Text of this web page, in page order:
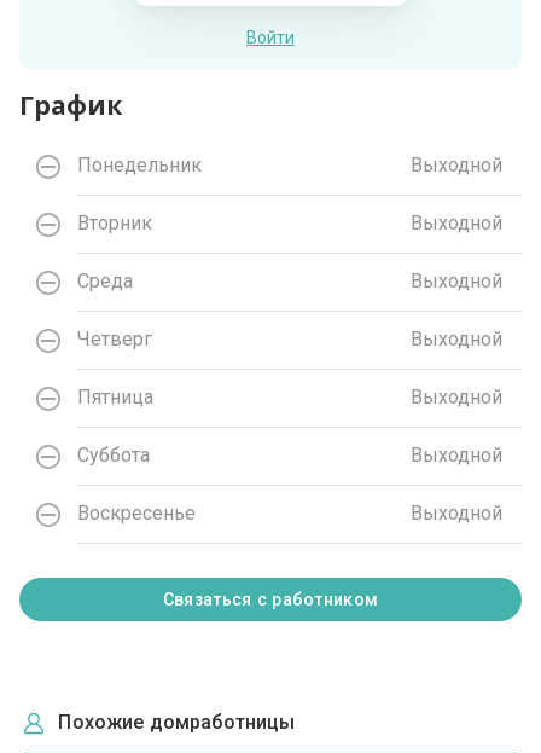
Войти
График
Понедельник Выходной
Вторник Выходной
Среда Выходной
Четверг Выходной
Пятница Выходной
Суббота Выходной
Воскресенье Выходной
Связаться с работником
Похожие домработницы